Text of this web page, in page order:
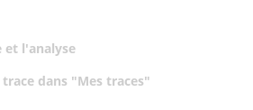
et l'analyse
dans "Mes traces"